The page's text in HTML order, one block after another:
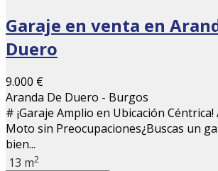
Garaje en venta en
Duero
9.000 €
Aranda De Duero - Burgos
# ¡Garaje Amplio en Ubicación
Moto sin Preocupaciones¿Buscas un
bien...
13 m2